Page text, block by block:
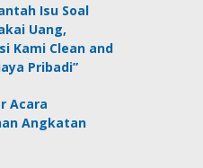
Isu Soal
Uang,
Kami Clean and
Pribadi”
Acara
Angkatan